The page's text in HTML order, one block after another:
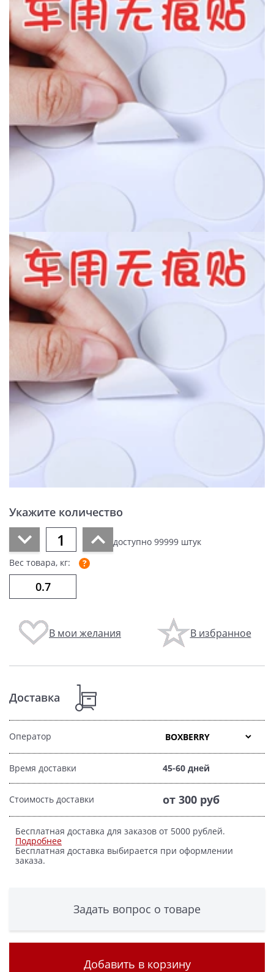
Укажите количество
доступно 99999 штук
Вес товара, кг:
В мои желания В избранное
Доставка
Оператор
Время доставки 45-60 дней
Стоимость доставки от 300 руб
Бесплатная доставка для заказов от 5000 рублей.
Подробнее
Бесплатная доставка выбирается при оформлении
заказа.
Задать вопрос о товаре
Добавить в корзину